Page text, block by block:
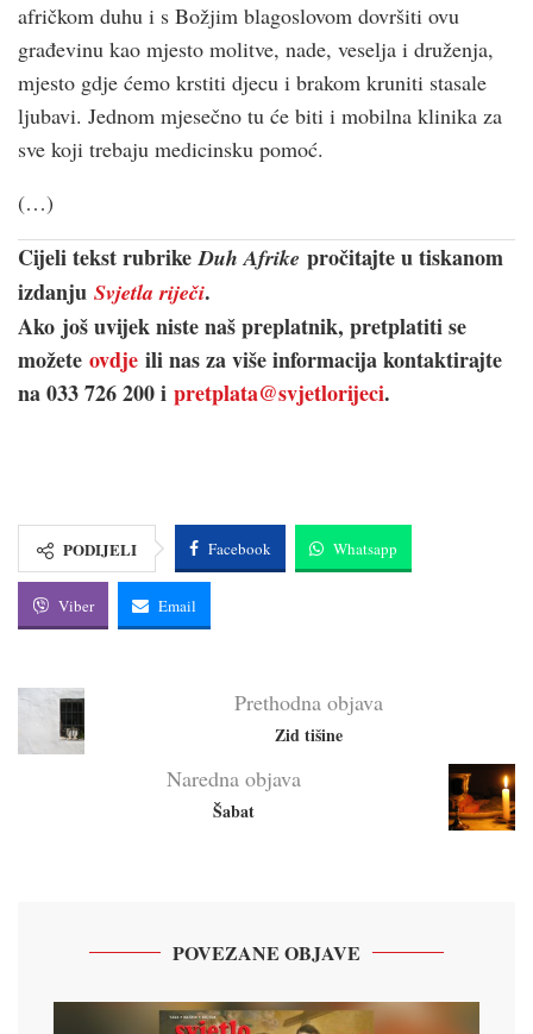
afričkom duhu i s Božjim blagoslovom dovršiti ovu
građevinu kao mjesto molitve, nade, veselja i druženja,
mjesto gdje ćemo krstiti djecu i brakom kruniti stasale
ljubavi. Jednom mjesečno tu će biti i mobilna klinika za
sve koji trebaju medicinsku pomoć.
(…)
Cijeli tekst rubrikeDuh Afrike pročitajte u tiskanom
izdanju Svjetla riječi.
Ako još uvijek niste naš preplatnik, pretplatiti se
možete ovdje ili nas za više informacija kontaktirajte
na 033 726 200 i pretplata@svjetlorijeci.
PODIJELI Facebook Whatsapp
Viber Email
Prethodna objava
Zid tišine
Naredna objava
Šabat
POVEZANE OBJAVE